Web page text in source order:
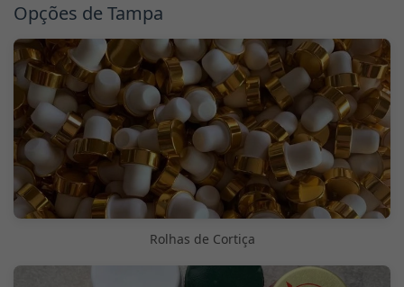
Opções de Tampa
Rolhas de Cortiça